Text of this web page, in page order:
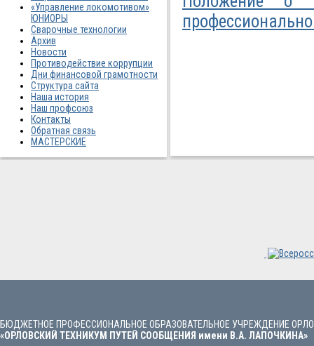
«Управление локомотивом»
ЮНИОРЫ
Сварочные технологии
Архив
Новости
Противодействие коррупции
Дни финансовой грамотности
Структура сайта
Наша история
Наш профсоюз
Контакты
Обратная связь
МАСТЕРСКИЕ
БЮДЖЕТНОЕ ПРОФЕССИОНАЛЬНОЕ ОБРАЗОВАТЕЛЬНОЕ УЧРЕЖДЕНИЕ
«ОРЛОВСКИЙ ТЕХНИКУМ ПУТЕЙ СООБЩЕНИЯ имени В.А. ЛАПОЧКИНА»